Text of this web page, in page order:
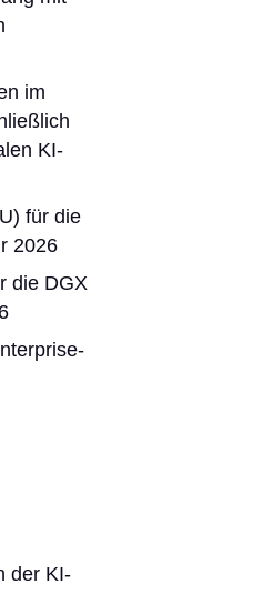
im
KI-
für die
2026
die DGX
der KI-